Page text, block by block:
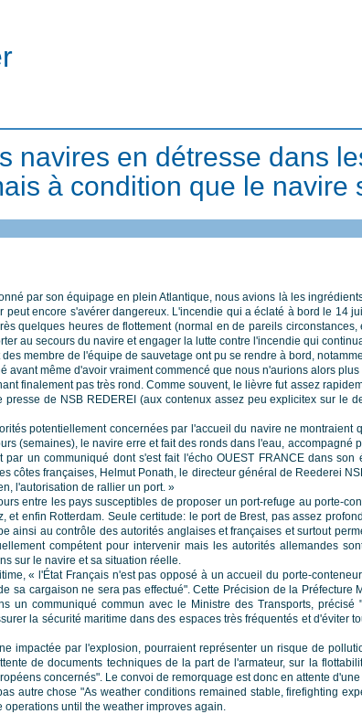
navires en détresse dans
à condition que le navire
par son équipage en plein Atlantique, nous avions là les
encore s'avérer dangereux. L'incendie qui a éclaté à bord le 14
quelques heures de flottement (normal en de pareils
au secours du navire et engager la lutte contre l'incendie qui
membre de l'équipe de sauvetage ont pu se rendre à bord,
avant même d'avoir vraiment commencé que nous n'aurions alors
finalement pas très rond. Comme souvent, le lièvre fut assez
de NSB REDEREI (aux contenux assez peu explicitex sur
potentiellement concernées par l'accueil du navire ne
(semaines), le navire erre et fait des ronds dans l'eau,
un communiqué dont s'est fait l'écho OUEST FRANCE dans
côtes françaises, Helmut Ponath, le directeur général de Reederei
l'autorisation de rallier un port. »
entre les pays susceptibles de proposer un port-refuge au porte-
enfin Rotterdam. Seule certitude: le port de Brest, pas assez
ainsi au contrôle des autorités anglaises et françaises et surtout
compétent pour intervenir mais les autorités allemandes
sur le navire et sa situation réelle.
« l'État Français n'est pas opposé à un accueil du porte-
sa cargaison ne sera pas effectué". Cette Précision de la Préfecture
un communiqué commun avec le Ministre des Transports,
la sécurité maritime dans des espaces très fréquentés et d'éviter
impactée par l'explosion, pourraient représenter un risque de
de documents techniques de la part de l'armateur, sur la
concernés". Le convoi de remorquage est donc en attente
autre chose "As weather conditions remained stable, firefighting
until the weather improves again.